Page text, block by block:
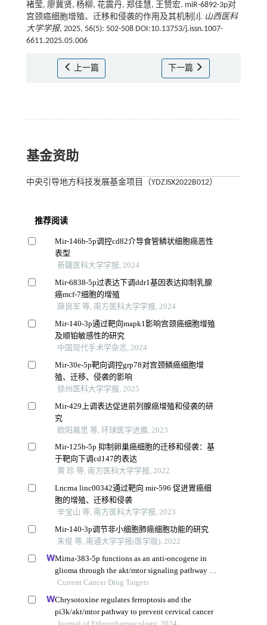
褚莹, 廖冀贤, 杨柳, 花震丹, 郑佳慧, 王赞宏. miR-6892-3p对
宫颈癌细胞增殖、迁移和侵袭的作用及其机制[J]. 山西医科
大学学报, 2025, 56(5): 502-508 DOI:10.13753/j.issn.1007-
6611.2025.05.006
上一篇 下一篇
基金资助
中央引导地方科技发展基金项目（YDZJSX2022B012）